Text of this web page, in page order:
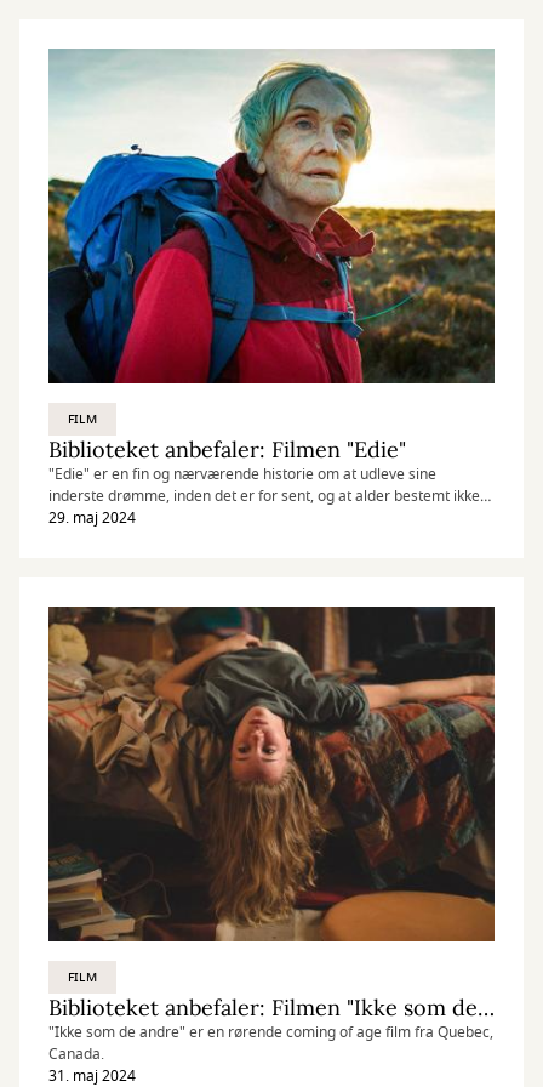
FILM
Biblioteket anbefaler: Filmen "Edie"
"Edie" er en fin og nærværende historie om at udleve sine
inderste drømme, inden det er for sent, og at alder bestemt ikke
behøver at være en hindring.
29. maj 2024
FILM
Biblioteket anbefaler: Filmen "Ikke som de andre"
"Ikke som de andre" er en rørende coming of age film fra Quebec,
Canada.
31. maj 2024